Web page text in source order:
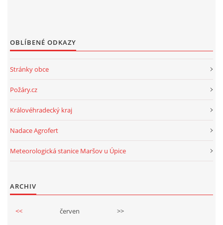
OBLÍBENÉ ODKAZY
Stránky obce
Požáry.cz
Královéhradecký kraj
Nadace Agrofert
Meteorologická stanice Maršov u Úpice
ARCHIV
<< červen
>>